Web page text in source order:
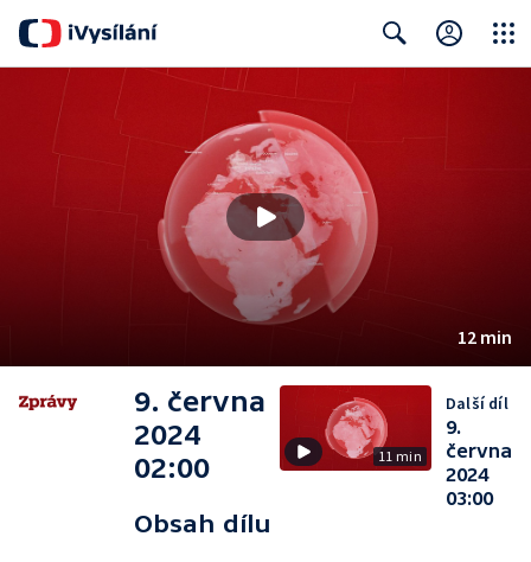
12 min
9. června
2024
02:00
Obsah dílu
11 min
Další díl
9.
června
2024
03:00